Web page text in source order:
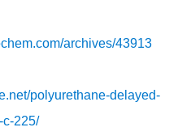
archives/43913
polyurethane-delayed-
c-225/